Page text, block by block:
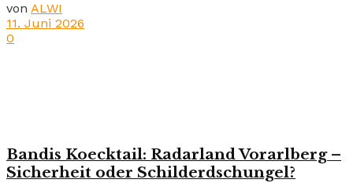
von ALWI
11. Juni 2026
0
Bandis Koecktail: Radarland Vorarlberg –
Sicherheit oder Schilderdschungel?